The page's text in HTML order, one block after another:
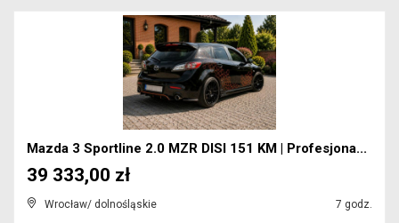
Mazda 3 Sportline 2.0 MZR DISI 151 KM | Profesjona...
Wrocław/ dolnośląskie 7 godz.
39 333,00 zł